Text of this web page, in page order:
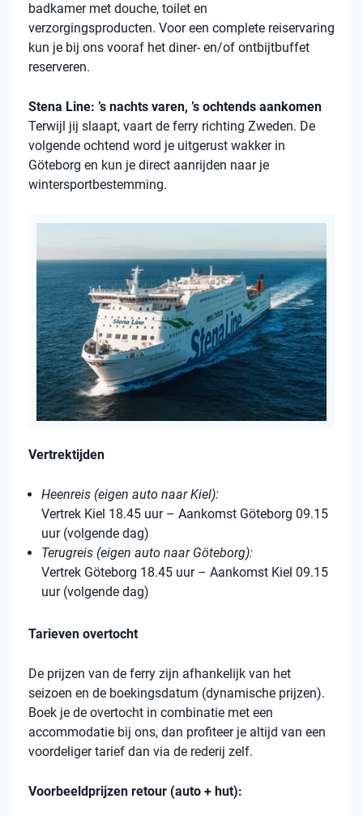
badkamer met douche, toilet en
verzorgingsproducten. Voor een complete reiservaring
kun je bij ons vooraf het diner- en/of ontbijtbuffet
reserveren.
Stena Line: ’s nachts varen, ’s ochtends aankomen
Terwijl jij slaapt, vaart de ferry richting Zweden. De
volgende ochtend word je uitgerust wakker in
Göteborg en kun je direct aanrijden naar je
wintersportbestemming.
Vertrektijden
Heenreis (eigen auto naar Kiel):
Vertrek Kiel 18.45 uur – Aankomst Göteborg 09.15
uur (volgende dag)
Terugreis (eigen auto naar Göteborg):
Vertrek Göteborg 18.45 uur – Aankomst Kiel 09.15
uur (volgende dag)
Tarieven overtocht
De prijzen van de ferry zijn afhankelijk van het
seizoen en de boekingsdatum (dynamische prijzen).
Boek je de overtocht in combinatie met een
accommodatie bij ons, dan profiteer je altijd van een
voordeliger tarief dan via de rederij zelf.
Voorbeeldprijzen retour (auto + hut):